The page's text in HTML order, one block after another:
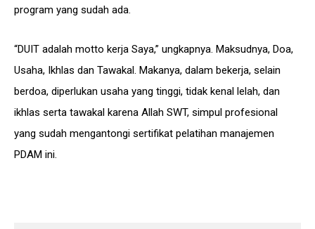
program yang sudah ada.
“DUIT adalah motto kerja Saya,” ungkapnya. Maksudnya, Doa,
Usaha, Ikhlas dan Tawakal. Makanya, dalam bekerja, selain
berdoa, diperlukan usaha yang tinggi, tidak kenal lelah, dan
ikhlas serta tawakal karena Allah SWT, simpul profesional
yang sudah mengantongi sertifikat pelatihan manajemen
PDAM ini.